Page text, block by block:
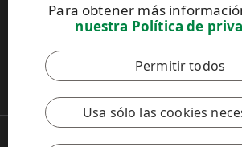
Para obtener más
nuestra Política de
Permitir todos
Usa sólo las cookies
Este sitio está protegido por reCAPTCHA
Política de privacidad y losTérminos
Código de Conducta de UPM
Copyright © 2026 UPM